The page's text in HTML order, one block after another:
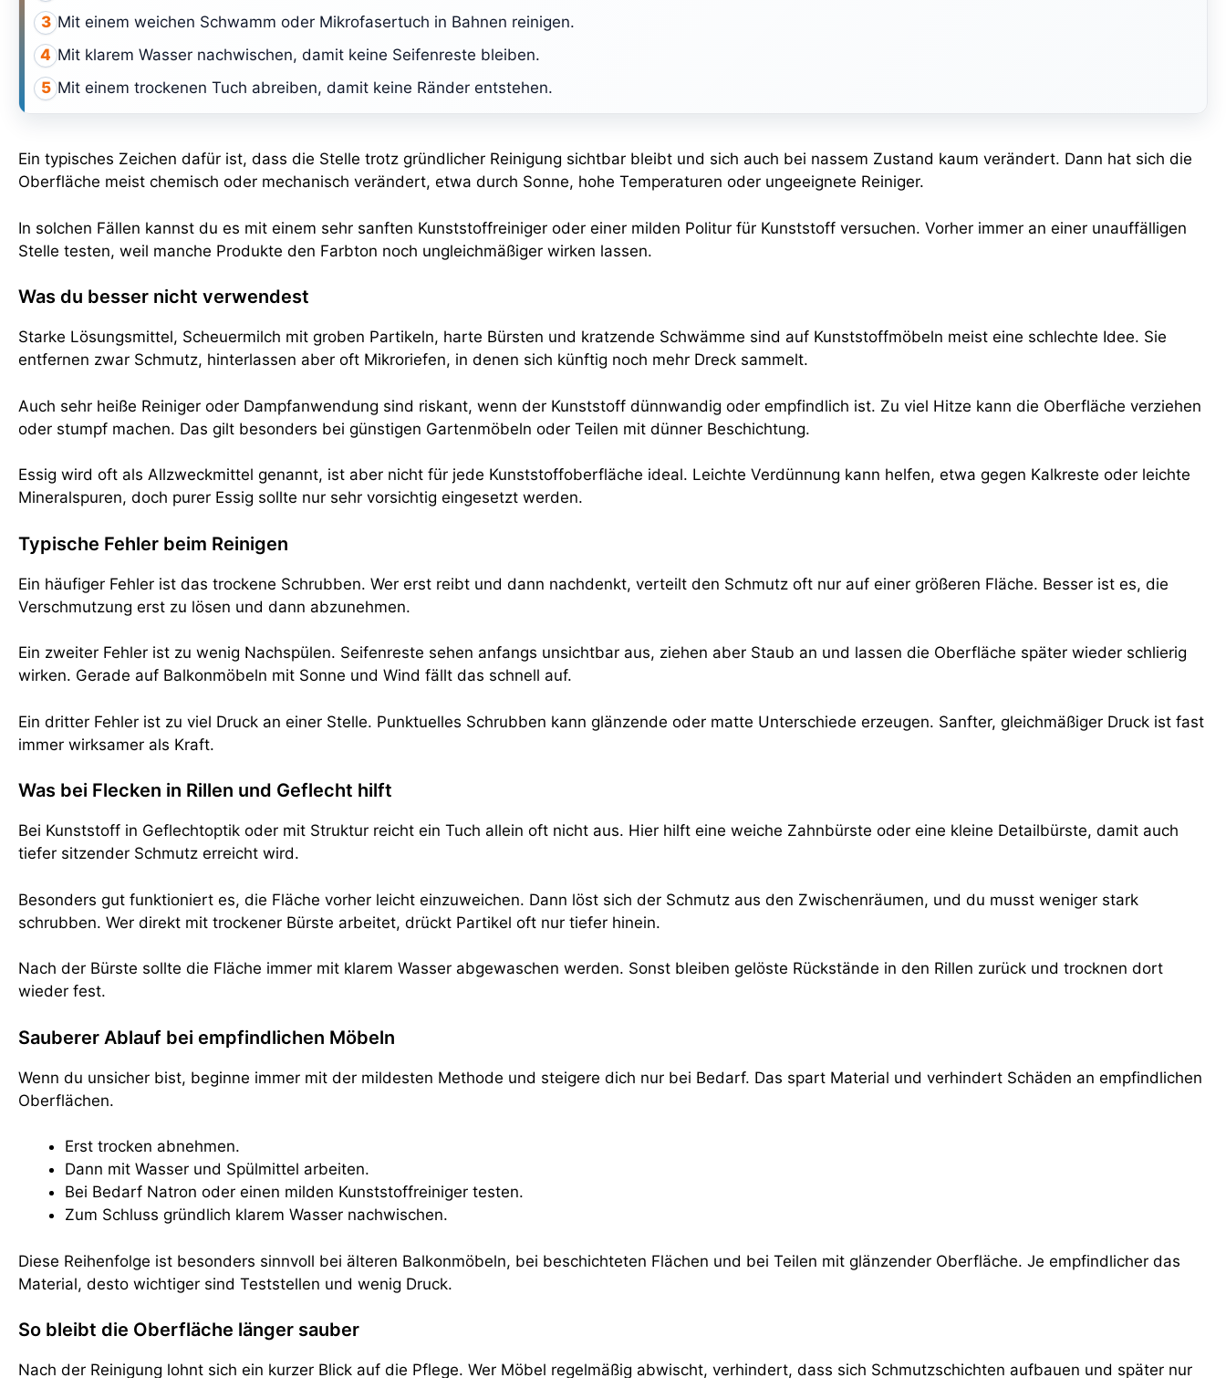
3 Mit einem weichen Schwamm oder Mikrofasertuch in Bahnen reinigen.
4 Mit klarem Wasser nachwischen, damit keine Seifenreste bleiben.
5 Mit einem trockenen Tuch abreiben, damit keine Ränder entstehen.
Ein typisches Zeichen dafür ist, dass die Stelle trotz gründlicher Reinigung sichtbar bleibt und sich auch bei nassem Zustand kaum verändert. Dann hat sich die
Oberfläche meist chemisch oder mechanisch verändert, etwa durch Sonne, hohe Temperaturen oder ungeeignete Reiniger.
In solchen Fällen kannst du es mit einem sehr sanften Kunststoffreiniger oder einer milden Politur für Kunststoff versuchen. Vorher immer an einer unauffälligen
Stelle testen, weil manche Produkte den Farbton noch ungleichmäßiger wirken lassen.
Was du besser nicht verwendest
Starke Lösungsmittel, Scheuermilch mit groben Partikeln, harte Bürsten und kratzende Schwämme sind auf Kunststoffmöbeln meist eine schlechte Idee. Sie
entfernen zwar Schmutz, hinterlassen aber oft Mikroriefen, in denen sich künftig noch mehr Dreck sammelt.
Auch sehr heiße Reiniger oder Dampfanwendung sind riskant, wenn der Kunststoff dünnwandig oder empfindlich ist. Zu viel Hitze kann die Oberfläche verziehen
oder stumpf machen. Das gilt besonders bei günstigen Gartenmöbeln oder Teilen mit dünner Beschichtung.
Essig wird oft als Allzweckmittel genannt, ist aber nicht für jede Kunststoffoberfläche ideal. Leichte Verdünnung kann helfen, etwa gegen Kalkreste oder leichte
Mineralspuren, doch purer Essig sollte nur sehr vorsichtig eingesetzt werden.
Typische Fehler beim Reinigen
Ein häufiger Fehler ist das trockene Schrubben. Wer erst reibt und dann nachdenkt, verteilt den Schmutz oft nur auf einer größeren Fläche. Besser ist es, die
Verschmutzung erst zu lösen und dann abzunehmen.
Ein zweiter Fehler ist zu wenig Nachspülen. Seifenreste sehen anfangs unsichtbar aus, ziehen aber Staub an und lassen die Oberfläche später wieder schlierig
wirken. Gerade auf Balkonmöbeln mit Sonne und Wind fällt das schnell auf.
Ein dritter Fehler ist zu viel Druck an einer Stelle. Punktuelles Schrubben kann glänzende oder matte Unterschiede erzeugen. Sanfter, gleichmäßiger Druck ist fast
immer wirksamer als Kraft.
Was bei Flecken in Rillen und Geflecht hilft
Bei Kunststoff in Geflechtoptik oder mit Struktur reicht ein Tuch allein oft nicht aus. Hier hilft eine weiche Zahnbürste oder eine kleine Detailbürste, damit auch
tiefer sitzender Schmutz erreicht wird.
Besonders gut funktioniert es, die Fläche vorher leicht einzuweichen. Dann löst sich der Schmutz aus den Zwischenräumen, und du musst weniger stark
schrubben. Wer direkt mit trockener Bürste arbeitet, drückt Partikel oft nur tiefer hinein.
Nach der Bürste sollte die Fläche immer mit klarem Wasser abgewaschen werden. Sonst bleiben gelöste Rückstände in den Rillen zurück und trocknen dort
wieder fest.
Sauberer Ablauf bei empfindlichen Möbeln
Wenn du unsicher bist, beginne immer mit der mildesten Methode und steigere dich nur bei Bedarf. Das spart Material und verhindert Schäden an empfindlichen
Oberflächen.
Erst trocken abnehmen.
Dann mit Wasser und Spülmittel arbeiten.
Bei Bedarf Natron oder einen milden Kunststoffreiniger testen.
Zum Schluss gründlich klarem Wasser nachwischen.
Diese Reihenfolge ist besonders sinnvoll bei älteren Balkonmöbeln, bei beschichteten Flächen und bei Teilen mit glänzender Oberfläche. Je empfindlicher das
Material, desto wichtiger sind Teststellen und wenig Druck.
So bleibt die Oberfläche länger sauber
Nach der Reinigung lohnt sich ein kurzer Blick auf die Pflege. Wer Möbel regelmäßig abwischt, verhindert, dass sich Schmutzschichten aufbauen und später nur